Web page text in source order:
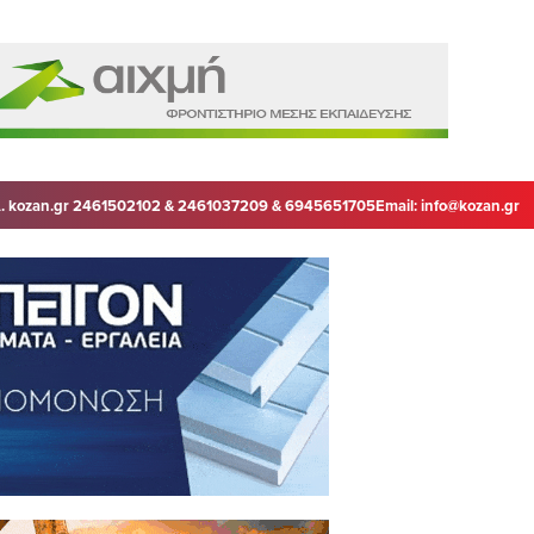
kozan.gr 2461502102 & 2461037209 & 6945651705Email:info@kozan.gr